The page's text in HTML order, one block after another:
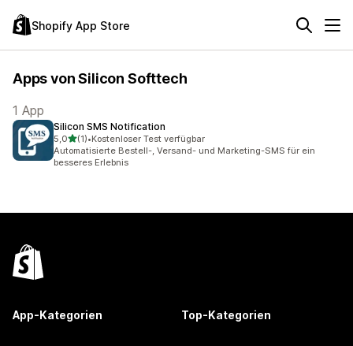
Shopify App Store
Apps von Silicon Softtech
1 App
Silicon SMS Notification
5,0von 5 Sternen
(1)
1 Rezensionen insgesamt
•Kostenloser Test verfügbar
Automatisierte Bestell-, Versand- und Marketing-SMS für ein
besseres Erlebnis
App-Kategorien Top-Kategorien